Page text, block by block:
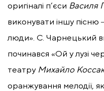
оригіналі п’єси Василя
виконувати іншу пісню
люди». С. Чарнецький
починався «Ой у лузі
театру Михайло
оранжування мелодії,